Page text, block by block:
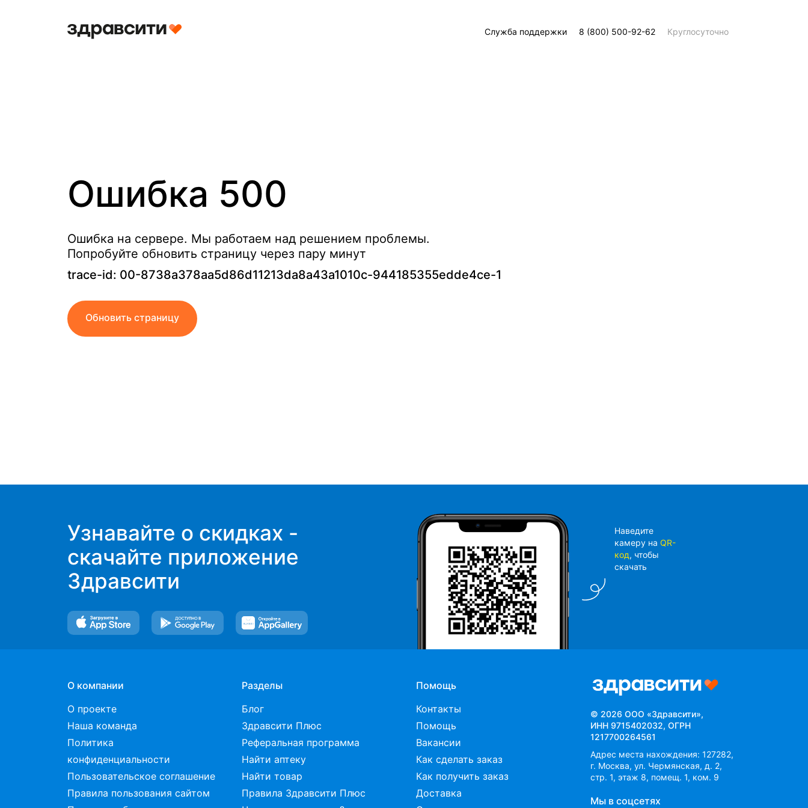
Служба поддержки 8 (800) 500-92-62 Круглосуточно
Ошибка 500
Ошибка на сервере. Мы работаем над решением проблемы.
Попробуйте обновить страницу через пару минут
trace-id: 00-8738a378aa5d86d11213da8a43a1010c-944185355edde4ce-1
Обновить страницу
Наведите
камеру на QR-
код, чтобы
скачать
О компании
О проекте
Наша команда
Политика
конфиденциальности
Пользовательское соглашение
Правила пользования сайтом
Разделы
Блог
Здравсити Плюс
Реферальная программа
Найти аптеку
Найти товар
Правила Здравсити Плюс
Помощь
Контакты
Помощь
Вакансии
Как сделать заказ
Как получить заказ
Доставка
© 2026 ООО «Здравсити»,
ИНН 9715402032, ОГРН
1217700264561
Адрес места нахождения: 127282,
г. Москва, ул. Чермянская, д. 2,
стр. 1, этаж 8, помещ. 1, ком. 9
Мы в соцсетях